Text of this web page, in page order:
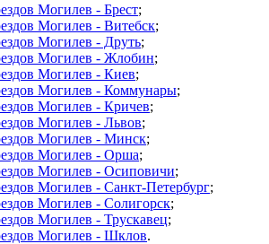
Могилев - Брест;
Могилев - Витебск;
Могилев - Друть;
Могилев - Жлобин;
Могилев - Киев;
Могилев - Коммунары;
Могилев - Кричев;
Могилев - Львов;
Могилев - Минск;
Могилев - Орша;
Могилев - Осиповичи;
Могилев - Санкт-Петербург;
Могилев - Солигорск;
Могилев - Трускавец;
Могилев - Шклов.